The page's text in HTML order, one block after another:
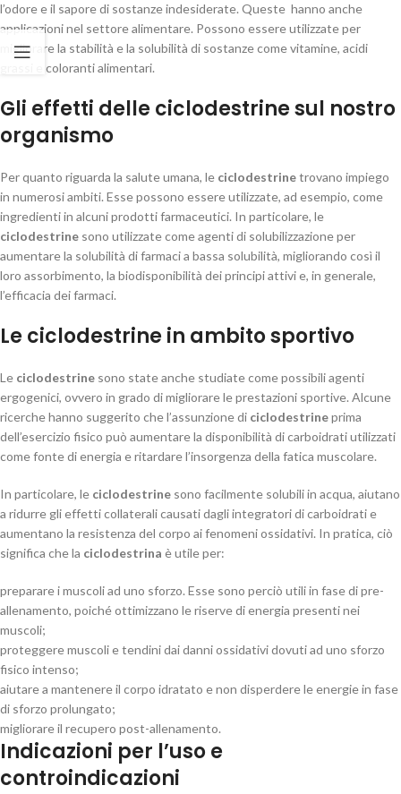
l’odore e il sapore di sostanze indesiderate. Queste hanno anche
applicazioni nel settore alimentare. Possono essere utilizzate per
migliorare la stabilità e la solubilità di sostanze come vitamine, acidi
grassi e coloranti alimentari.
Gli effetti delle ciclodestrine sul nostro
organismo
Per quanto riguarda la salute umana, le ciclodestrinetrovano impiego
in numerosi ambiti. Esse possono essere utilizzate, ad esempio, come
ingredienti in alcuni prodotti farmaceutici. In particolare, le
ciclodestrine sono utilizzate come agenti di solubilizzazione per
aumentare la solubilità di farmaci a bassa solubilità, migliorando così il
loro assorbimento, la biodisponibilità dei principi attivi e, in generale,
l’efficacia dei farmaci.
Le ciclodestrine in ambito sportivo
Le ciclodestrine sono state anche studiate come possibili agenti
ergogenici, ovvero in grado di migliorare le prestazioni sportive. Alcune
ricerche hanno suggerito che l’assunzione di ciclodestrineprima
dell’esercizio fisico può aumentare la disponibilità di carboidrati utilizzati
come fonte di energia e ritardare l’insorgenza della fatica muscolare.
In particolare, le ciclodestrine sono facilmente solubili in acqua, aiutano
a ridurre gli effetti collaterali causati dagli integratori di carboidrati e
aumentano la resistenza del corpo ai fenomeni ossidativi. In pratica, ciò
significa che la ciclodestrina è utile per:
preparare i muscoli ad uno sforzo. Esse sono perciò utili in fase di pre-
allenamento, poiché ottimizzano le riserve di energia presenti nei
muscoli;
proteggere muscoli e tendini dai danni ossidativi dovuti ad uno sforzo
fisico intenso;
aiutare a mantenere il corpo idratato e non disperdere le energie in fase
di sforzo prolungato;
migliorare il recupero post-allenamento.
Indicazioni per l’uso e
controindicazioni